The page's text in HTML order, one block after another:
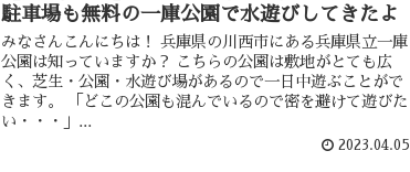
駐車場も無料の一庫公園で水遊びしてきたよ
みなさんこんにちは！ 兵庫県の川西市にある兵庫県立一庫
公園は知っていますか？ こちらの公園は敷地がとても広
く、芝生・公園・水遊び場があるので一日中遊ぶことがで
きます。 「どこの公園も混んでいるので密を避けて遊びた
い・・・」...
2023.04.05